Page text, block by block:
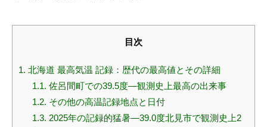
目次
1. 北海道 最高気温 記録：歴代の最高値とその詳細
1.1. 佐呂間町での39.5度―観測史上最高の出来事
1.2. その他の高温記録地点と日付
1.3. 2025年の記録的猛暑—39.0度北見市で観測史上2